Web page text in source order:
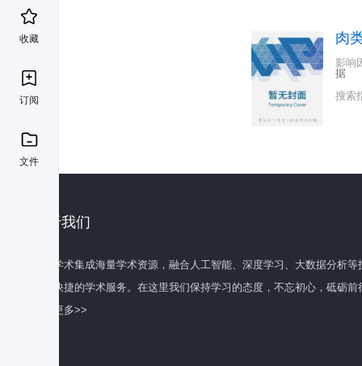
收藏
订阅
文件
肉
影响
据
搜索
关于我们
百度学术集成海量学术资源，融合人工智能、深度学习、大数据分析
全面快捷的学术服务。在这里我们保持学习的态度，不忘初心，砥砺前
了解更多>>